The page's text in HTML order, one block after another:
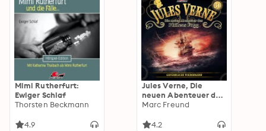
Mimi Rutherfurt:
Ewiger Schlaf
Thorsten Beckmann
4.9
Jules Verne, Die
neuen Abenteuer des
Phileas Fogg:
Wiederkehr
Marc Freund
4.2